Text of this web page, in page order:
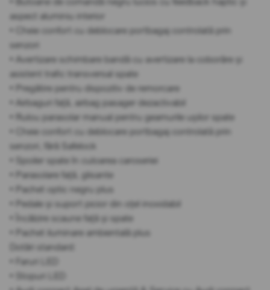
aspect aluminiu interior
• Cheie confort cu deblocare portbagaj controlată prin
senzori
• Avertizare schimbare bandă cu avertizare la coborâre și
asistent trafic transversal spate
• Pregătire pentru dispozitiv de remorcare
• Airbaguri față, airbag pasager dezactivabil
• Rulou parasolar manual pentru geamurile ușilor spate
• Cheie confort cu deblocare portbagaj controlată prin
senzori, fără Safelock
• Spoiler spate în culoarea caroseriei
• Parasolare față, glisante
• Pachet optic negru plus
• Pedale și suport picior din oțel inoxidabil
• Încălzire scaune față și spate
• Pachet iluminare ambientală plus
Dotări standard:
• Faruri LED
• Stopuri LED